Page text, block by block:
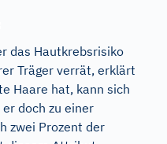
das Hautkrebsrisiko
Träger verrät, erklärt
Haare hat, kann sich
doch zu einer
zwei Prozent der